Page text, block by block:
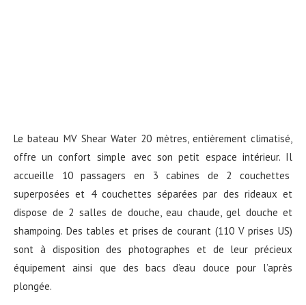
Le bateau MV Shear Water 20 mètres, entièrement climatisé,
offre un confort simple avec son petit espace intérieur. Il
accueille 10 passagers en 3 cabines de 2 couchettes
superposées et 4 couchettes séparées par des rideaux et
dispose de 2 salles de douche, eau chaude, gel douche et
shampoing. Des tables et prises de courant (110 V prises US)
sont à disposition des photographes et de leur précieux
équipement ainsi que des bacs d’eau douce pour l’après
plongée.